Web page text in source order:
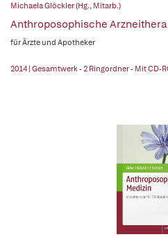
Michaela Glöckler (Hg., Mitarb.)
Anthroposophische
für Ärzte und Apotheker
2014 | Gesamtwerk - 2 Ringordner - Mit CD-